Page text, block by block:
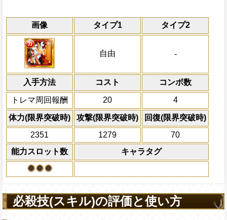
画像 タイプ1 タイプ2
自由 -
入手方法 コスト コンボ数
トレマ周回報酬 20 4
体力(限界突破時) 攻撃(限界突破時)
回復(限界突破時)
2351
1279
70
能力スロット数
キャラタグ
通常 7→7ターン
限界突破
通常時
一味の体力が半減するが、敵全体の攻撃
船長効果無効・痺れ・必殺封じ状態を1タ
上限突破
共闘性能
船長効果
冒険開始時の必殺タ
にし、他の属性キャ
必殺技
ターン数：8
敵1体のHPを25%減
体力の上限を無視し
×30倍の全プレイヤー
(最大体力の2倍上限
えている時、体力満
になる)、全プレイヤ
果無効を2ターン回復
アクション
力
習得する効果
自分の必殺封じ状態を2ターン回復す
のバリアを無視する
通常時
自由タイプキャラの攻撃が1.5倍、残り体
同タイプキャラの攻撃が2.75倍になる
必殺技(スキル)の評価と使い方